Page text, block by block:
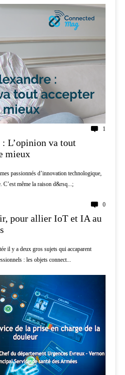
1
L’opinion va tout
mieux
passionnés d’innovation technologique,
C’est même la raison d&rsq...;
0
pour allier IoT et IA au
il y a deux gros sujets qui accaparent
: les objets connect...